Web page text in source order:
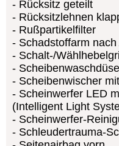
Rücksitz geteilt
Rücksitzlehnen
Rußpartikelfilter
Schadstoffarm
Schalt-/
Scheibenwischer
Scheinwerfer LED
(Intelligent Light
Scheinwerfer-
Schleudertrauma-